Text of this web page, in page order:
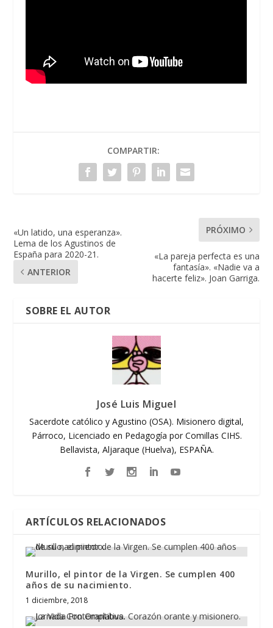
COMPARTIR:
«Un latido, una esperanza».
Lema de los Agustinos de
España para 2020-21.
ANTERIOR
PRÓXIMO
«La pareja perfecta es una
fantasía». «Nadie va a
hacerte feliz». Joan Garriga.
SOBRE EL AUTOR
José Luis Miguel
Sacerdote católico y Agustino (OSA). Misionero digital,
Párroco, Licenciado en Pedagogía por Comillas CIHS.
Bellavista, Aljaraque (Huelva), ESPAÑA.
ARTÍCULOS RELACIONADOS
Murillo, el pintor de la Virgen. Se cumplen 400
años de su nacimiento.
1 diciembre, 2018